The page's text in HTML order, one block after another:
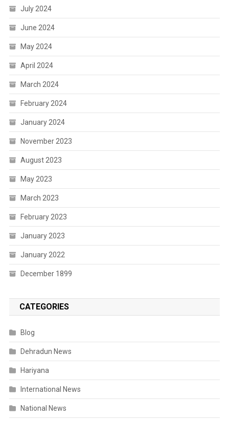
July 2024
June 2024
May 2024
April 2024
March 2024
February 2024
January 2024
November 2023
August 2023
May 2023
March 2023
February 2023
January 2023
January 2022
December 1899
CATEGORIES
Blog
Dehradun News
Hariyana
International News
National News